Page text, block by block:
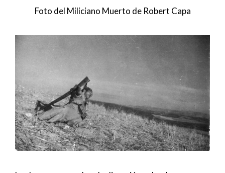
Foto del Miliciano Muerto de Robert Capa